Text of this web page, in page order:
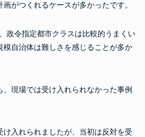
がつくれるケースが多かったです。
政令指定都市クラスは比較的うまくい
模自治体は難しさを感じることが多か
、現場では受け入れられなかった事例
け入れられましたが、当初は反対を受